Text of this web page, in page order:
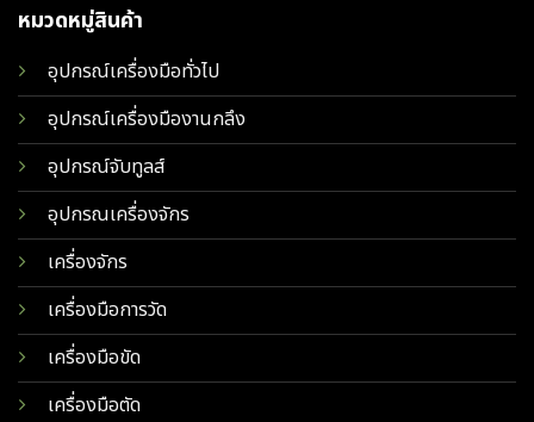
หมวดหมู่สินค้า
อุปกรณ์เครื่องมือทั่วไป
อุปกรณ์เครื่องมืองานกลึง
อุปกรณ์จับทูลส์
อุปกรณเครื่องจักร
เครื่องจักร
เครื่องมือการวัด
เครื่องมือขัด
เครื่องมือตัด